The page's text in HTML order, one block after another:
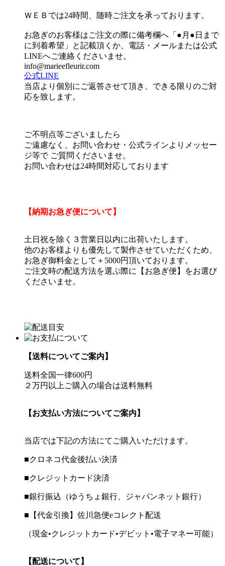
ＷＥＢでは24時間、随時ご注文を承っております。
お急ぎのお客様はご注文の際に備考欄へ「●月●日まで
に到着希望」と記載頂くか、電話・メールまたは公式
LINEへご連絡くださいませ。
info@marieefleurir.com
公式LINE
当店より個別にご返答させて頂き、できる限りのご対
応を致します。
ご不明点等ございましたら
ご遠慮なく、お問い合わせ・公式ラインよりメッセー
ジ等で ご質問くださいませ。
お問い合わせは24時間対応しております
【納期お急ぎ便について】
土日祝を除く３営業日以内に出荷いたします。
他のお客様よりも優先して製作させていただくため、
お急ぎ御料金として＋5000円頂いております。
ご注文時の配送方法を選ぶ際に【お急ぎ便】をお選び
くださいませ。
【送料についてご案内】
送料全国一律600円
２万円以上ご購入の場合は送料無料
【お支払い方法についてご案内】
当店では下記の方法にてご購入いただけます。
■クロネコ代金後払い決済
■クレジットカード決済
■銀行振込（ゆうちょ銀行、ジャパンネット銀行）
■【代金引換】佐川急便eコレクト配送
（現金•クレジットカード•デビット•電子マネー可能）
【配送について】